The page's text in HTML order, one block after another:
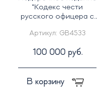
"Кодекс чести
русского офицера с
Победоносец"
Артикул: GB4533
100 000 руб.
В корзину